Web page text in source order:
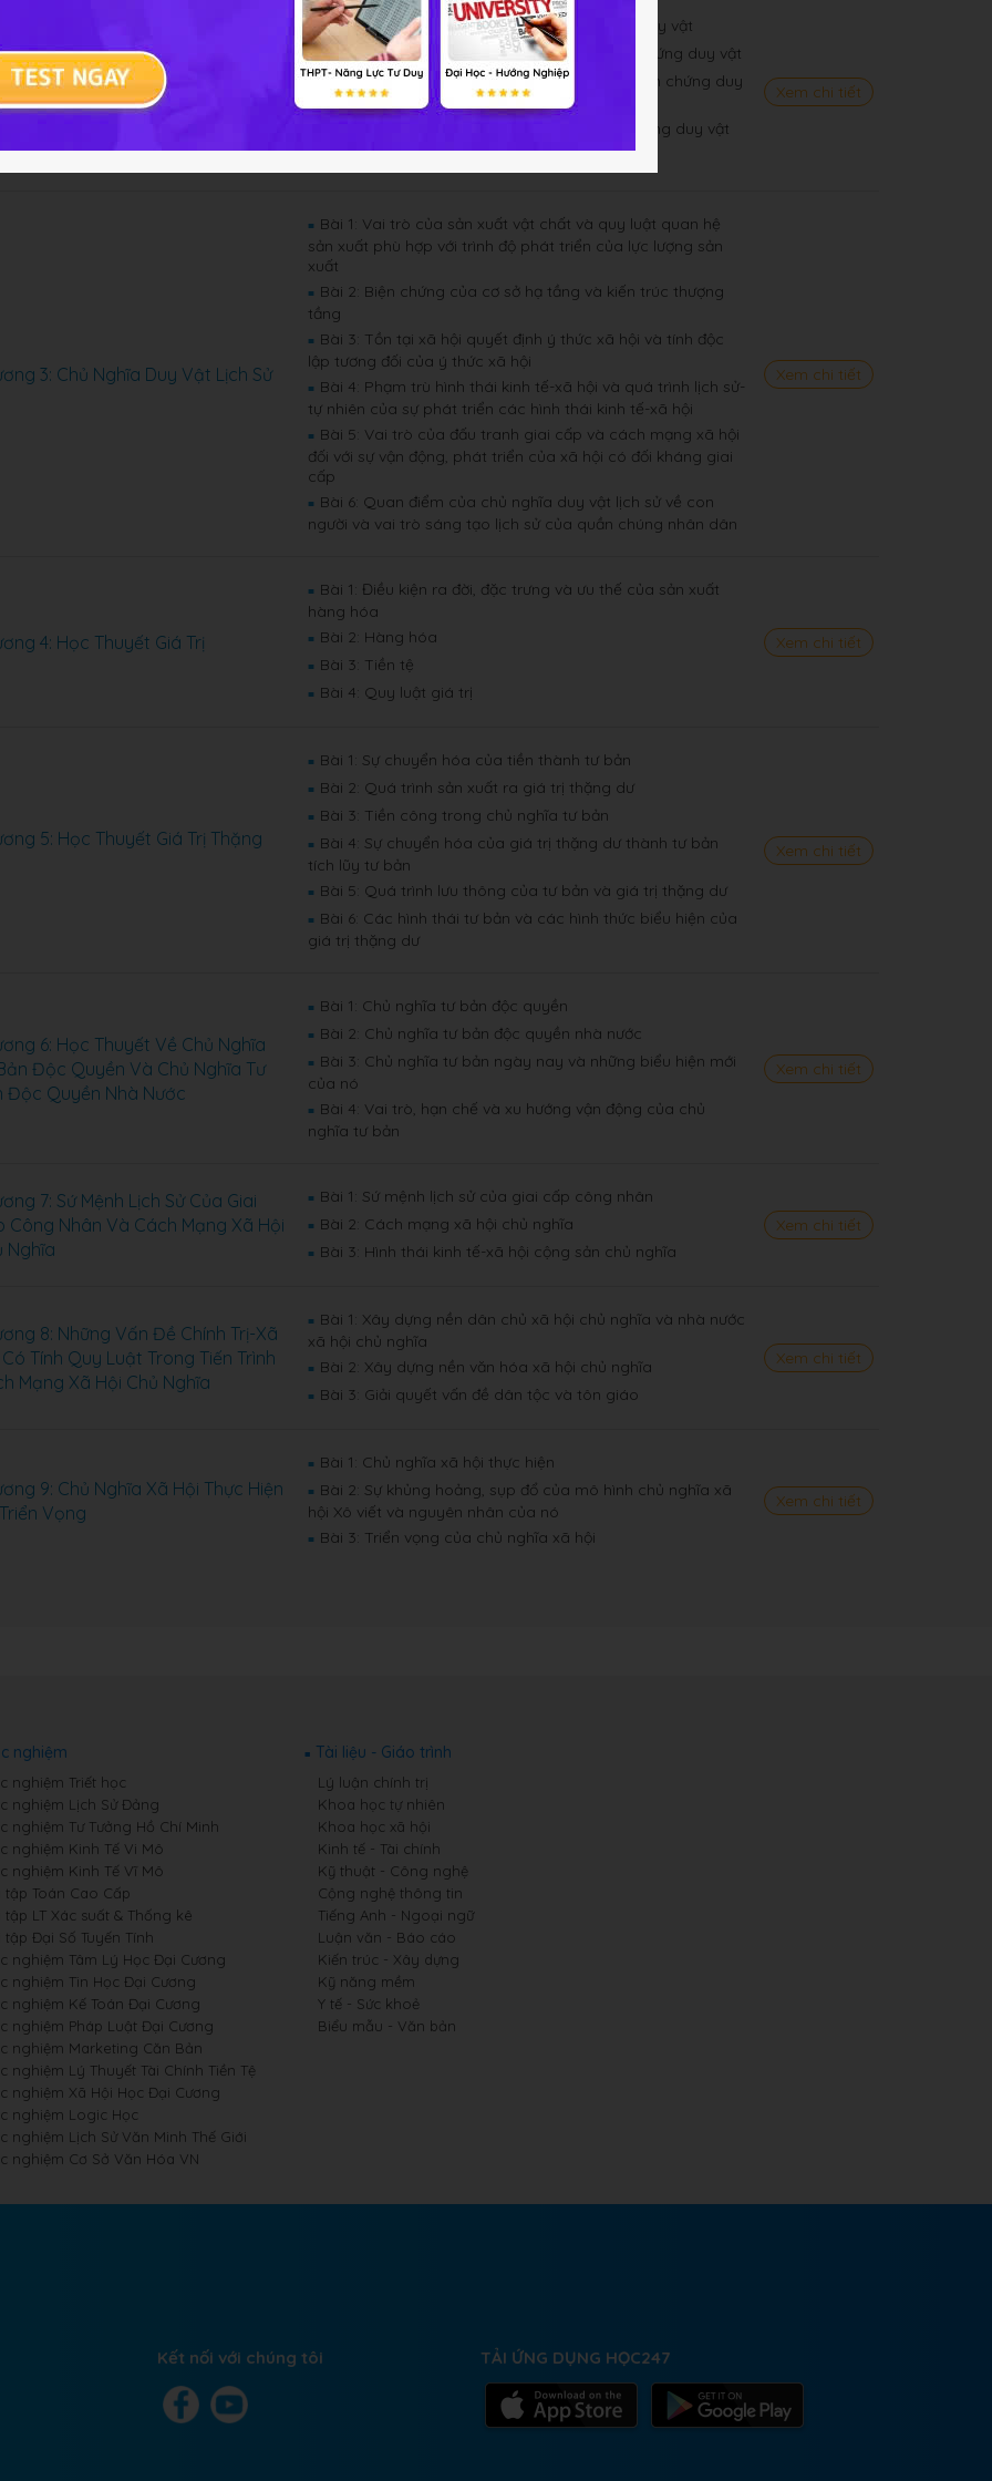
2: Phép Biện Chứng Duy Vật
■ Bài 1: Phép biện chứng và phép biện chứng duy vật
■ Bài 2: Các nguyên lý cơ bản của phép biện chứng duy vật
Bài 3: Các cặp phạm trù cơ bản của phép biện chứng duy
Bài 4: Các quy luật cơ bản của phép biện chứng duy vật
Bài 5: Lý luận nhận thức duy vật biện chứng
Xem chi tiết
3: Chủ Nghĩa Duy Vật Lịch Sử
■ Bài 1: Vai trò của sản xuất vật chất và quy luật quan hệ
sản xuất phù hợp với trình độ phát triển của lực lượng sản
xuất
■ Bài 2: Biện chứng của cơ sở hạ tầng và kiến trúc thượng
tầng
■ Bài 3: Tồn tại xã hội quyết định ý thức xã hội và tính độc
lập tương đối của ý thức xã hội
■ Bài 4: Phạm trù hình thái kinh tế-xã hội và quá trình lịch sử-
tự nhiên của sự phát triển các hình thái kinh tế-xã hội
■ Bài 5: Vai trò của đấu tranh giai cấp và cách mạng xã hội
đối với sự vận động, phát triển của xã hội có đối kháng giai
cấp
■ Bài 6: Quan điểm của chủ nghĩa duy vật lịch sử về con
người và vai trò sáng tạo lịch sử của quần chúng nhân dân
Xem chi tiết
4: Học Thuyết Giá Trị
■ Bài 1: Điều kiện ra đời, đặc trưng và ưu thế của sản xuất
hàng hóa
■ Bài 2: Hàng hóa
■ Bài 3: Tiền tệ
■ Bài 4: Quy luật giá trị
Xem chi tiết
5: Học Thuyết Giá Trị Thặng
■ Bài 1: Sự chuyển hóa của tiền thành tư bản
■ Bài 2: Quá trình sản xuất ra giá trị thặng dư
■ Bài 3: Tiền công trong chủ nghĩa tư bản
■ Bài 4: Sự chuyển hóa của giá trị thặng dư thành tư bản
tích lũy tư bản
■ Bài 5: Quá trình lưu thông của tư bản và giá trị thặng dư
■ Bài 6: Các hình thái tư bản và các hình thức biểu hiện của
giá trị thặng dư
Xem chi tiết
6: Học Thuyết Về Chủ Nghĩa
Độc Quyền Và Chủ Nghĩa Tư
Độc Quyền Nhà Nước
■ Bài 1: Chủ nghĩa tư bản độc quyền
■ Bài 2: Chủ nghĩa tư bản độc quyền nhà nước
■ Bài 3: Chủ nghĩa tư bản ngày nay và những biểu hiện mới
của nó
■ Bài 4: Vai trò, hạn chế và xu hướng vận động của chủ
nghĩa tư bản
Xem chi tiết
7: Sứ Mệnh Lịch Sử Của Giai
Công Nhân Và Cách Mạng Xã Hội
Nghĩa
■ Bài 1: Sứ mệnh lịch sử của giai cấp công nhân
■ Bài 2: Cách mạng xã hội chủ nghĩa
■ Bài 3: Hình thái kinh tế-xã hội cộng sản chủ nghĩa
Xem chi tiết
8: Những Vấn Đề Chính Trị-Xã
Tính Quy Luật Trong Tiến Trình
Mạng Xã Hội Chủ Nghĩa
■ Bài 1: Xây dựng nền dân chủ xã hội chủ nghĩa và nhà nước
xã hội chủ nghĩa
■ Bài 2: Xây dựng nền văn hóa xã hội chủ nghĩa
■ Bài 3: Giải quyết vấn đề dân tộc và tôn giáo
Xem chi tiết
9: Chủ Nghĩa Xã Hội Thực Hiện
Vọng
■ Bài 1: Chủ nghĩa xã hội thực hiện
■ Bài 2: Sự khủng hoảng, sụp đổ của mô hình chủ nghĩa xã
hội Xô viết và nguyên nhân của nó
■ Bài 3: Triển vọng của chủ nghĩa xã hội
Xem chi tiết
nghiệm
nghiệm Triết học
nghiệm Lịch Sử Đảng
nghiệm Tư Tưởng Hồ Chí Minh
nghiệm Kinh Tế Vi Mô
nghiệm Kinh Tế Vĩ Mô
tập Toán Cao Cấp
tập LT Xác suất & Thống kê
tập Đại Số Tuyến Tính
nghiệm Tâm Lý Học Đại Cương
nghiệm Tin Học Đại Cương
nghiệm Kế Toán Đại Cương
nghiệm Pháp Luật Đại Cương
nghiệm Marketing Căn Bản
nghiệm Lý Thuyết Tài Chính Tiền Tệ
nghiệm Xã Hội Học Đại Cương
nghiệm Logic Học
nghiệm Lịch Sử Văn Minh Thế Giới
nghiệm Cơ Sở Văn Hóa VN
Tài liệu - Giáo trình
Lý luận chính trị
Khoa học tự nhiên
Khoa học xã hội
Kinh tế - Tài chính
Kỹ thuật - Công nghệ
Cộng nghệ thông tin
Tiếng Anh - Ngoại ngữ
Luận văn - Báo cáo
Kiến trúc - Xây dựng
Kỹ năng mềm
Y tế - Sức khoẻ
Biểu mẫu - Văn bản
Kết nối với chúng tôi TẢI ỨNG DỤNG HỌC247